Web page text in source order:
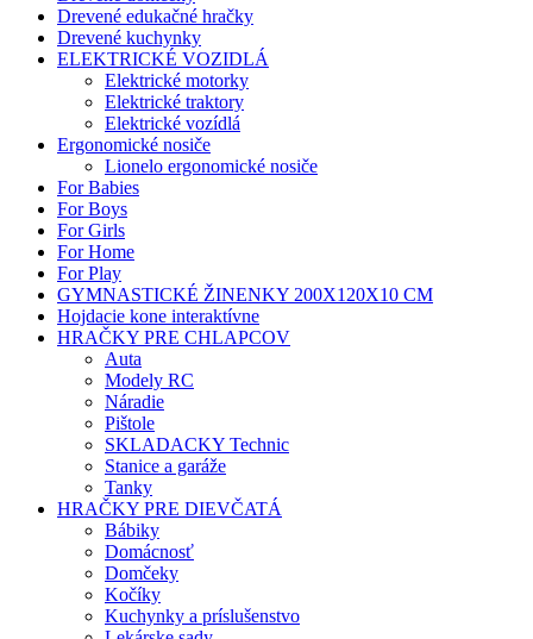
Drevené edukačné hračky
Drevené kuchynky
ELEKTRICKÉ VOZIDLÁ
Elektrické motorky
Elektrické traktory
Elektrické vozídlá
Ergonomické nosiče
Lionelo ergonomické nosiče
For Babies
For Boys
For Girls
For Home
For Play
GYMNASTICKÉ ŽINENKY 200X120X10 CM
Hojdacie kone interaktívne
HRAČKY PRE CHLAPCOV
Auta
Modely RC
Náradie
Pištole
SKLADACKY Technic
Stanice a garáže
Tanky
HRAČKY PRE DIEVČATÁ
Bábiky
Domácnosť
Domčeky
Kočíky
Kuchynky a príslušenstvo